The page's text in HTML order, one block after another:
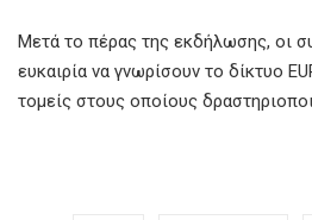
Μετά το πέρας της εκδήλωσης, οι
ευκαιρία να γνωρίσουν το δίκτυο
τομείς στους οποίους